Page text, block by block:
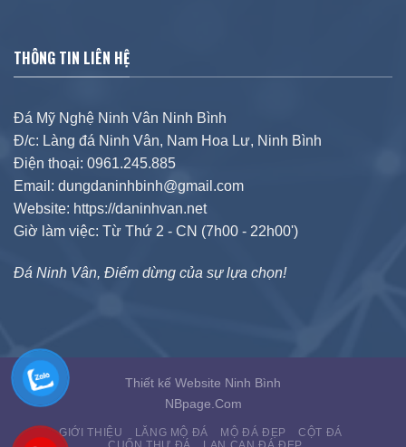
THÔNG TIN LIÊN HỆ
Đá Mỹ Nghệ Ninh Vân Ninh Bình
Đ/c: Làng đá Ninh Vân, Nam Hoa Lư, Ninh Bình
Điện thoại: 0961.245.885
Email: dungdaninhbinh@gmail.com
Website: https://daninhvan.net
Giờ làm việc: Từ Thứ 2 - CN (7h00 - 22h00')
Đá Ninh Vân, Điểm dừng của sự lựa chọn!
Thiết kế Website Ninh Bình
NBpage.Com
GIỚI THIỆU LĂNG MỘ ĐÁ MỘ ĐÁ ĐẸP
CỘT ĐÁ